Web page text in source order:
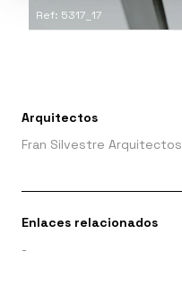
Ref: 5317_17
Arquitectos
Fran Silvestre Arquitectos
Enlaces relacionados
-